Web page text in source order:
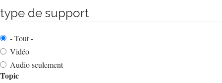
type de support
- Tout -
Vidéo
Audio seulement
Topic